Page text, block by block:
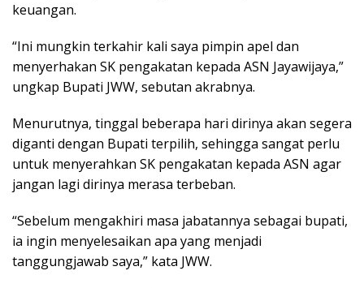
keuangan.
“Ini mungkin terkahir kali saya pimpin apel dan
menyerhakan SK pengakatan kepada ASN Jayawijaya,”
ungkap Bupati JWW, sebutan akrabnya.
Menurutnya, tinggal beberapa hari dirinya akan segera
diganti dengan Bupati terpilih, sehingga sangat perlu
untuk menyerahkan SK pengakatan kepada ASN agar
jangan lagi dirinya merasa terbeban.
“Sebelum mengakhiri masa jabatannya sebagai bupati,
ia ingin menyelesaikan apa yang menjadi
tanggungjawab saya,” kata JWW.